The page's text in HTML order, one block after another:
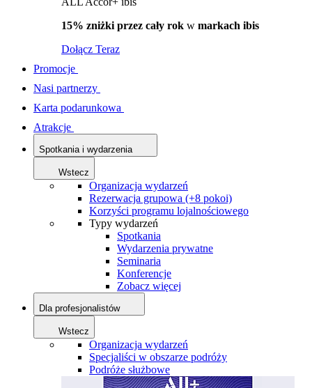
15% zniżki przez cały rok w markach ibis
Dołącz Teraz
Promocje
Nasi partnerzy
Karta podarunkowa
Atrakcje
Spotkania i wydarzenia
Wstecz
Organizacja wydarzeń
Rezerwacja grupowa (+8 pokoi)
Korzyści programu lojalnościowego
Typy wydarzeń
Spotkania
Wydarzenia prywatne
Seminaria
Konferencje
Zobacz więcej
Dla profesjonalistów
Wstecz
Organizacja wydarzeń
Specjaliści w obszarze podróży
Podróże służbowe